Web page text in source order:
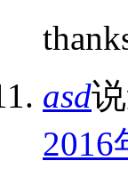
asd
2016